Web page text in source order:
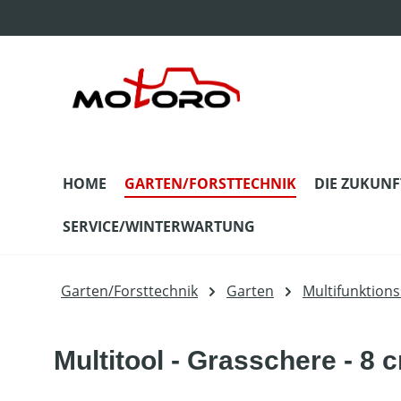
HOME GARTEN/FORSTTECHNIK DIE
SERVICE/WINTERWARTUNG
Garten/Forsttechnik Garten
Multitool - Grasschere - 8